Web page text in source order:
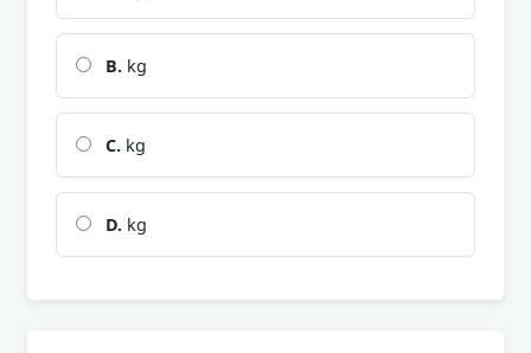
B. kg
C. kg
D. kg